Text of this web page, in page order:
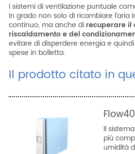
I sistemi di ventilazione puntuale
in grado non solo di ricambiare l’aria
continuo, ma anche di recuperare il
riscaldamento e del
evitare di disperdere energia e
spese in bolletta.
Il prodotto citato in
Flow40
Il
più
umidità